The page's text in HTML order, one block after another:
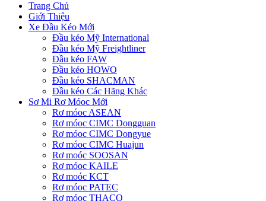
Trang Chủ
Giới Thiệu
Xe Đầu Kéo Mới
Đầu kéo Mỹ International
Đầu kéo Mỹ Freightliner
Đầu kéo FAW
Đầu kéo HOWO
Đầu kéo SHACMAN
Đầu kéo Các Hãng Khác
Sơ Mi Rơ Móoc Mới
Rơ móoc ASEAN
Rơ móoc CIMC Dongguan
Rơ móoc CIMC Dongyue
Rơ móoc CIMC Huajun
Rơ moóc SOOSAN
Rơ móoc KAILE
Rơ moóc KCT
Rơ móoc PATEC
Rơ móoc THACO